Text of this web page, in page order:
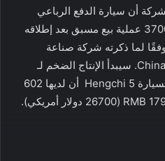
أن سيارة الدفع الرباعي
Hengchi 5 قد حصد أكثر من 37000 عملية بيع مسبق بعد إطلاقه
، وفقًا لما ذكرته شركة صناعة
السيارات China Evergrande Group. سيبدأ الإنتاج الضخم لـ
Hengchi 5 في سبتمبر. تتميز السيارة Hengchi 5 أن لديها 602